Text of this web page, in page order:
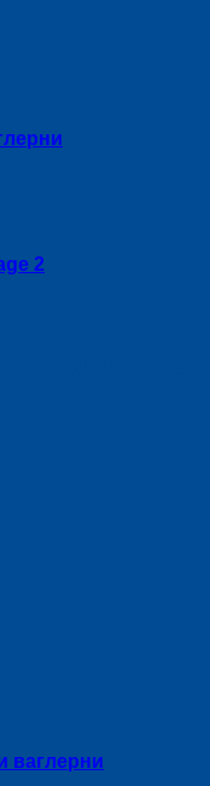
ваглерни